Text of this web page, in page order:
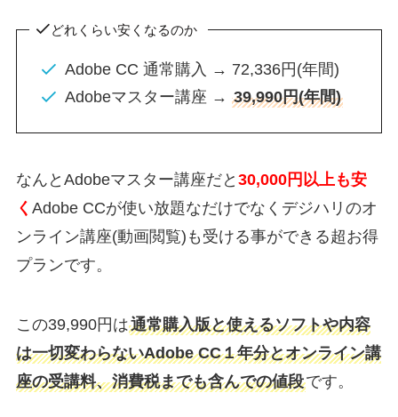
どれくらい安くなるのか
Adobe CC 通常購入 → 72,336円(年間)
Adobeマスター講座 → 39,990円(年間)
なんとAdobeマスター講座だと 30,000円以上も安
く Adobe CCが使い放題なだけでなくデジハリのオ
ンライン講座(動画閲覧)も受ける事ができる超お得
プランです。
この39,990円は通常購入版と使えるソフトや内容
は一切変わらないAdobe CC１年分とオンライン講
座の受講料、消費税までも含んでの値段です。